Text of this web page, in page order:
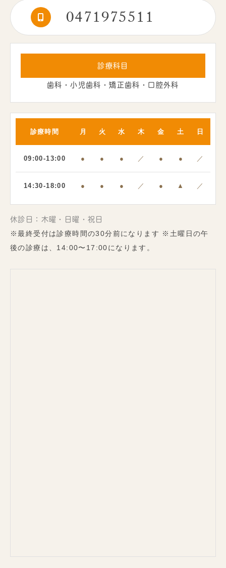
0471975511
診療科目
歯科・小児歯科・矯正歯科・口腔外科
診療時間 月 火 水 木 金 土 日
09:00-13:00 ● ● ● ／ ● ● ／
14:30-18:00 ● ● ● ／ ● ▲ ／
休診日：木曜・日曜・祝日
※最終受付は診療時間の30分前になります ※土曜日の午
後の診療は、14:00〜17:00になります。